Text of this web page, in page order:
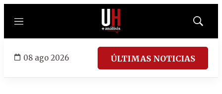
Menú
Mostrar
08 ago 2026 ÚLTIMAS NOTICIAS